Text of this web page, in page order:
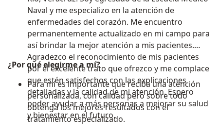
Naval y me especializo en la atención de
enfermedades del corazón. Me encuentro
permanentemente actualizado en mi campo para
así brindar la mejor atención a mis pacientes.
Agradezco el reconocimiento de mis pacientes
por el excelente trato que ofrezco y me complace
que estén satisfechos con las explicaciones
detalladas y la calidad de mi atención. Espero
poder ayudar a más personas a mejorar su salud
y bienestar en el futuro.
¿Por qué elegirme a mí?
Para mí es importante que reciba una atención
personalizada, con calidad pero sobre todo
obtenga los mejores resultados con el
tratamiento especializado.